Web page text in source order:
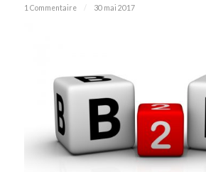
1 Commentaire / 30 mai 2017